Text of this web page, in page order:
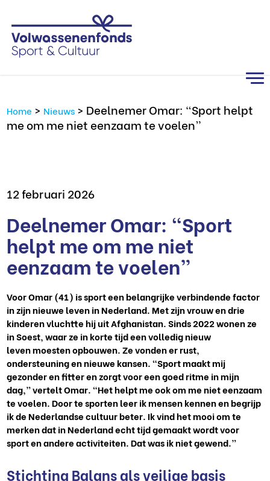
Home > Nieuws > Deelnemer Omar: “Sport helpt
me om me niet eenzaam te voelen”
12 februari 2026
Deelnemer Omar: “Sport
helpt me om me niet
eenzaam te voelen”
VoorOmar(41) issport een belangrijke verbindende factor
in zijn nieuwe leven in Nederland. Metzijn vrouw en drie
kinderen vluchttehijuit Afghanistan.Sinds 2022 wonen ze
in Soest, waar ze in korte tijd een volledig nieuw
levenmoestenopbouwen. Ze vondenerrust,
ondersteuning en nieuwe kansen.“Sport maakt mij
gezonder en fitter en zorgt voor een goed ritme in mijn
dag,” verteltOmar. “Het helpt me ook om me niet eenzaam
te voelen. Door te sporten leer ik mensen kennen en begrijp
ik de Nederlandse cultuur beter. Ik vind het mooi om te
merken dat in Nederland echt tijd gemaaktwordtvoor
sport en andere activiteiten. Dat was ik niet gewend.”
Stichting Balans als veilige basis